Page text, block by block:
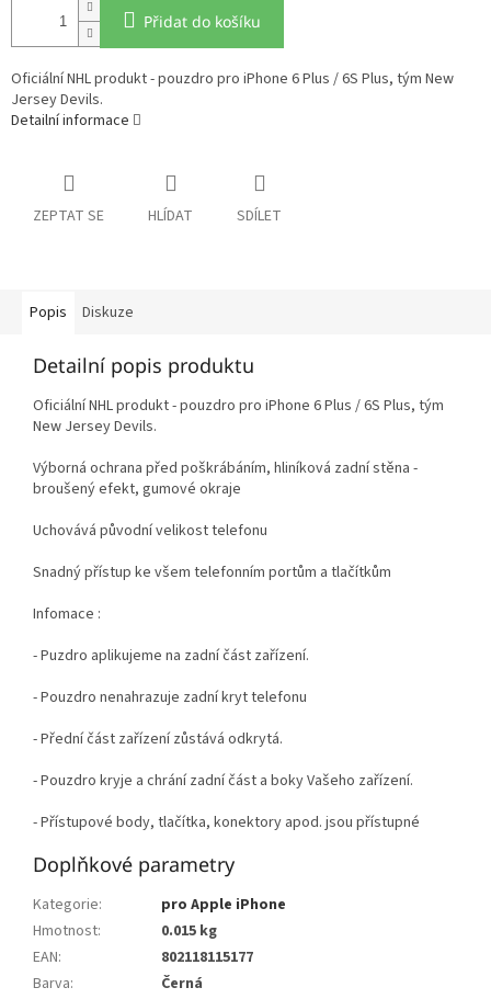
Přidat do košíku
Oficiální NHL produkt - pouzdro pro iPhone 6 Plus / 6S Plus, tým New
Jersey Devils.
Detailní informace
ZEPTAT SE HLÍDAT SDÍLET
Popis Diskuze
Detailní popis produktu
Oficiální NHL produkt - pouzdro pro iPhone 6 Plus / 6S Plus, tým
New Jersey Devils.
Výborná ochrana před poškrábáním, hliníková zadní stěna -
broušený efekt, gumové okraje
Uchovává původní velikost telefonu
Snadný přístup ke všem telefonním portům a tlačítkům
Infomace :
- Puzdro aplikujeme na zadní část zařízení.
- Pouzdro nenahrazuje zadní kryt telefonu
- Přední část zařízení zůstává odkrytá.
- Pouzdro kryje a chrání zadní část a boky Vašeho zařízení.
- Přístupové body, tlačítka, konektory apod. jsou přístupné
Doplňkové parametry
Kategorie:
pro Apple iPhone
Hmotnost:
0.015 kg
EAN:
802118115177
Barva: Černá